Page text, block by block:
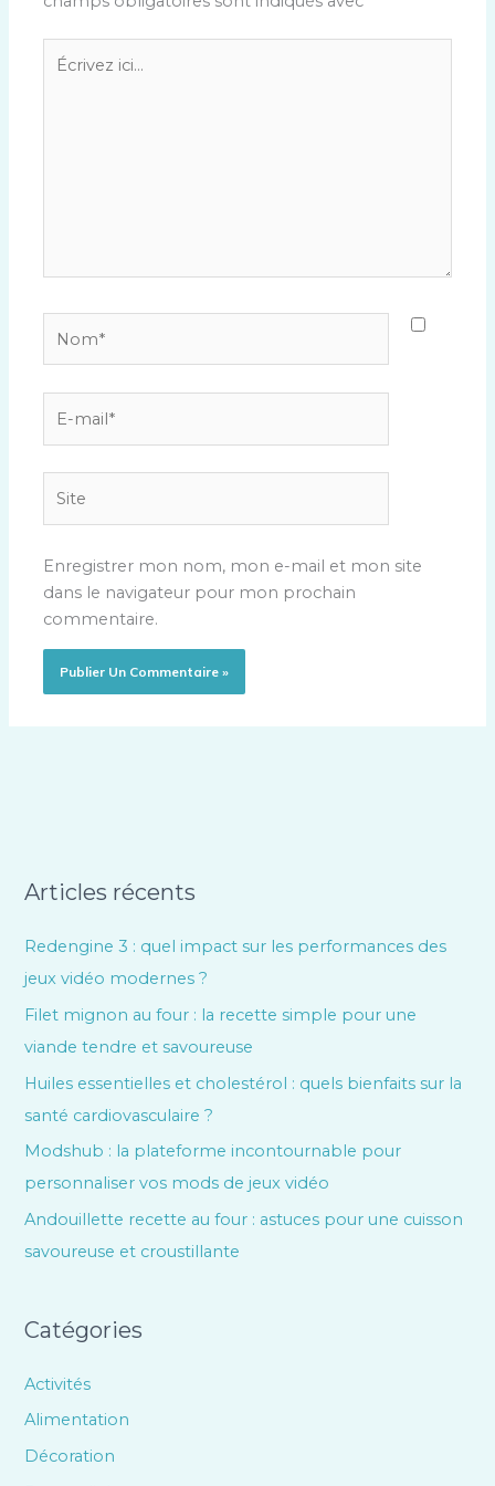
Écrivez
ici…
mail*
Enregistrer mon nom, mon e-mail et mon site
dans le navigateur pour mon prochain
commentaire.
Articles récents
Redengine 3 : quel impact sur les performances des
jeux vidéo modernes ?
Filet mignon au four : la recette simple pour une
viande tendre et savoureuse
Huiles essentielles et cholestérol : quels bienfaits sur la
santé cardiovasculaire ?
Modshub : la plateforme incontournable pour
personnaliser vos mods de jeux vidéo
Andouillette recette au four : astuces pour une cuisson
savoureuse et croustillante
Catégories
Activités
Alimentation
Décoration